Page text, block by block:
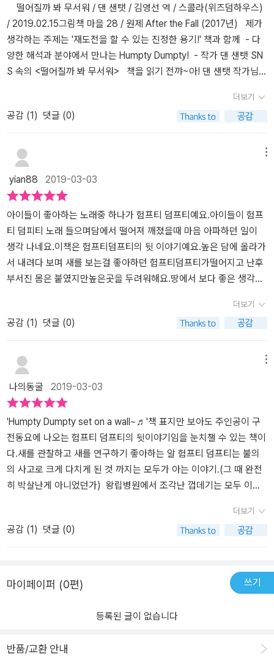
새가 되어 훨훨 날아 더 멋진 도시를 구경하고 있다고 이야기해주었
어요.​엄마가 읽어도 재미있는 험프티 덤프티.​칼테콧 수상 작가에 걸
맞게 그림이 생동감이 넘치고 재치가 있어 아이들도 굉장히 좋아해
요.실패와 두려움을 떨칠 수 있고 도전을 할 수 있게 험프티 덤프티는
아이들에게 재미있게 이야기해주네요.​이 책과 함께 저희는 매일 유튜
이들인데 영어동요도 듣고 부르며 일 석 이조랍니다.험프티 덤프티
구전동요와 함께 떨어질까 봐 무서워도 읽어보세요.
를 찾아 불러 보았어요.험프티 덤프티는 루이스 캐럴의 동화 {겨울나
라의 엘리스}에나오늘 달걀 캐릭터이기도하고. 영국에서 불리기 시작
한 구전동요 속 주인공이기도해요.담에서 '쿵'떨어진 것으로 유명해
요.이 책은 떨어진 이후 어떻게 되었을 지에 대해 쓴 이야기에요.험프
티 덤프티는 높은 것이 무서워져서 좋아하는 것도 포기해야했어요.하
프티는 다시 담에 올라가기로 결심했어요.그리고 알을 깨고 새가 되
어 멀리 더 높이 날아가게 되었다는 얘기였어요.처음에 아들은 알껍
질이 깨진 것만 보고 높은 곳에 올라가 떨어져 죽게 되었다고 하더라
고요.그림으로 표현되어있는데다가 얼굴만 보이니..그럼 얘기가 안되
잖아요.ㅠㅠ알에서 새가 깨어난 거라고 자유롭게 하늘을 날라다니
거 아닐까라고 얘기했어요
떨어질까 봐 무서워 / 댄 샌탯 / 김영선 역 / 스콜라(위즈덤하우스)
/ 2019.02.15그림책 마을 28 / 원제 After the Fall (2017년) 제가
생각하는 주제는 '재도전을 할 수 있는 진정한 용기!'​ 책과 함께 - 다
양한 해석과 분야에서 만나는 Humpty Dumpty! - 작가 댄 샌탯 SN
S 속의 <떨어질까 봐 무서워> 책을 읽기 전​​꺄~아! 댄 샌탯 작가님의
있거든요.그림책을 쫌 아는 지인들이 자주 언급하던 원작이라 궁금했
어요. 줄거리​​새와 가까이 있는 것이 좋아서 높은 담 위에 올라가는
동그란 알, 험프티 덤프티.어느 날 담 위에서 떨어져 몸이 부서져 버렸
어요. 다행히 여러 사람이 나서서 부서진 몸을 다시 붙여주었지요.
하지만 완전히 말짱해지지 않았어요.반창고랑 풀로 완전히 고칠 수
없는 것도 있었지요.​험프티 덤프티는 높은 곳이 무서웠지요. 너무
겁이 나서 높은 곳에 올라가지 못하니 좋아하지만 포기해야 하는 것
들도 생겼어요.새들도 너무 보고 싶고, 도시도 정말 내려다보고 싶었
지요.하지만 끝내 올라갈 수 없었어요.......또 떨어질까 봐 무서웠거든
요.​땅에서만 새들을 보던 어느 날, 좋은 생각이 떠올랐어요. 비행기
를 만드는 거예요.많은 어려운 과정이 있었지만 포기하지 않고 매일
매일 비행기를 만들었어요.​마침내 멋진 비행기가 만들어졌어요. 오
어나고 말았어요. 또다시 뒷걸음질 칠 뻔했지만 비행기를 만들던 날
들과 보고 싶은 것들을 생각했어요.그리고 높은 담에 오르기 시작했
지요.​높이 올라가면 올라갈수록 점점 더 불안해졌어요.인정하기는 싫
지만,완전히 겁에 질렸지요.​과연 험프티 덤프티는 담장 위에 올라 새
들과 가까이 있고, 도시를 내려다볼 수 있을까요? 책을 읽고​​본문이
시작되기 전 구전 동요 <험프티 덤프티가 담 위에 앉아 있었네>를 만
날 수 있지요.험프티 덤프티는 구전 동요의 주인공이지만 다양한 곳
에서 해석되었지요.기존의 이미지와는 다르게 댄 샌탯의 이야기는 험
프티 덤프티를 새롭게 태어나게 해 주었어요. ​ 누구든 크건 작건 실
패를 할 수 있지요.그리고 그 실패로 상처와 트라우마가 생겨 새로운
시도가 힘들 수 있어요.하지만 험프티 덤프티는 간절함으로 상처를
극복하지요.​'나는 위를 올려다보지 않았어요.아래를 내려다보지도 않
험프티 덤프티가 실패의 상처로 높은 곳에 오르지 못하고 있을 때실
패가 두려워 시작조차 하지 않는 저 자신의 모습을 보았어요.​실패한
일에 대한 재도전에 큰 박수를 보내고 싶어요.그리고 맛본 성공의 어
요.​​원서는 덧싸개가 있고 덧싸개를 벗으면 다른 그림이 보이던데 아
쉬운 부분이네요.제가 가지고 있는 초판에는 재미있는 부분이 있어
요.반창고에 진짜 반창고가 있다는 거예요. 의도된 실수인지 궁금해
책, 영화, 광고... 정말 많은 분야에서 다양하게 해석되었던 험프티 덤
더보기
공감 (1) 댓글 (0)
yian88 2019-03-03
아이들이 좋아하는 노래중 하나가 험프티 덤프티예요.아이들이 험프
티 덤피티 노래 들으며담에서 떨어져 깨졌을때 마음 아파하던 일이
생각 나네요.이책은 험프티덤프티의 뒷 이야기예요.높은 담에 올라가
서 내려다 보며 새를 보는걸 좋아하던 험프티덤프티가떨어지고 난후
부서진 몸은 붙였지만높은곳을 두려워해요.땅에서 보다 좋은 생각이
되요.용기를 내어 올라가고하늘 높에 날아올라요...마지막 그림에서
아이들과 여러 이야기를 나눴어요.아이들은 새가 되었는거 같아요.떨
어졌어요 등등 여러 말이 오고 가더라구요.아이들과 그림을 보며 많
은 생각을 하며 이야기 나눌수 있는 책이예요.^^
더보기
공감 (1) 댓글 (0)
나의동굴 2019-03-03
'Humpty Dumpty set on a wall~♬'책 표지만 보아도 주인공이 구
전동요에 나오는 험프티 덤프티의 뒷이야기임을 눈치챌 수 있는 책이
다.새를 관찰하고 새를 연구하기 좋아하는 알 험프티 덤프티는 불의
의 사고로 크게 다치게 된 것 까지는 모두가 아는 이야기.(그 때 완전
히 박살난게 아니었던가) 왕립병원에서 조각난 껍데기는 모두 이어
어떻게 두려움을 극복하고 자신의 꿈을 이루었을까요?왕립병원에서
나오는 험프티 덤프티의 일상생활이 모두 달라졌다는 글을 보고그 높
은 담에서 떨어졌으니 어느정도 장애가 생겼다고 생각했으나얼굴에
이런 대형사고를 겪게 되면 몸도 마음도 같이 다치기 마련이라 나도
모르게 아이와 함께 읽으면서 몸의 흉터나 장애와 더불어 마음의 상
처도 함께 이겨냈다는 이야기를 내심 기대하고 있었던 것 같다. 아무
을 당한 후좋아하는 일조차도 포기할만큼 두려움에 휩싸이지만, 이내
더보기
공감 (1 ) 댓글 (0)
마이페이퍼 (0편) 쓰기
등록된 글이 없습니다
반품/교환 안내